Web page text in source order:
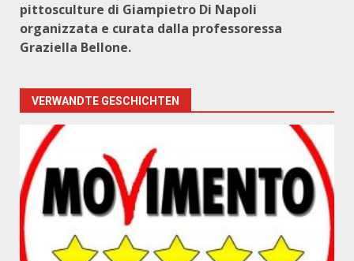
pittosculture di Giampietro Di Napoli
organizzata e curata dalla professoressa
Graziella Bellone.
VERWANDTE GESCHICHTEN